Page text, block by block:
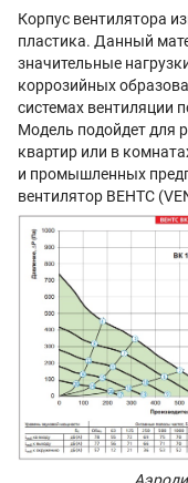
Корпус вентилятора
пластика. Данный
значительные
коррозийных
системах вентиляции
Модель подойдет для
квартир или в
и промышленных
вентилятор ВЕНТС